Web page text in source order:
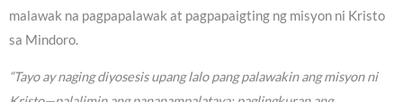
malawak na pagpapalawak at pagpapaigting ng misyon ni Kristo
sa Mindoro.
“Tayo ay naging diyosesis upang lalo pang palawakin ang misyon ni